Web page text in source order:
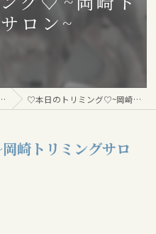
ロン~
♡本日のトリミング♡⁠~岡崎トリミングサロン~
崎トリミングサロ